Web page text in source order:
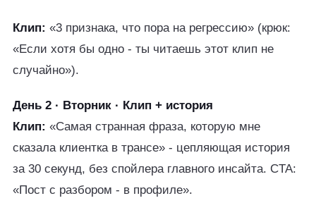
Клип: «3 признака, что пора на регрессию» (крюк:
«Если хотя бы одно - ты читаешь этот клип не
случайно»).
День 2 · Вторник · Клип + история
Клип: «Самая странная фраза, которую мне
сказала клиентка в трансе» - цепляющая история
за 30 секунд, без спойлера главного инсайта. CTA:
«Пост с разбором - в профиле».